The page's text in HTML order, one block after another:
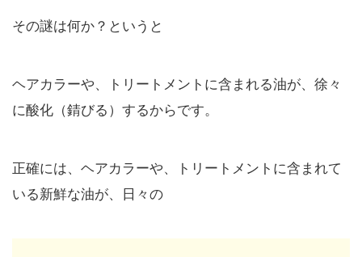
その謎は何か？というと
ヘアカラーや、トリートメントに含まれる油が、徐々
に酸化（錆びる）するからです。
正確には、ヘアカラーや、トリートメントに含まれて
いる新鮮な油が、日々の